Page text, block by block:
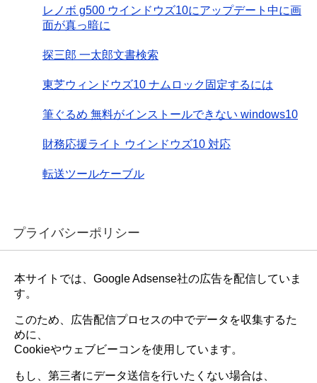
レノボ g500 ウインドウズ10にアップデート中に画
面が真っ暗に
探三郎 一太郎文書検索
東芝ウィンドウズ10 ナムロック固定するには
筆ぐるめ 無料がインストールできない windows10
財務応援ライト ウインドウズ10 対応
転送ツールケーブル
プライバシーポリシー
本サイトでは、Google Adsense社の広告を配信していま
す。
このため、広告配信プロセスの中でデータを収集するた
めに、
Cookieやウェブビーコンを使用しています。
もし、第三者にデータ送信を行いたくない場合は、